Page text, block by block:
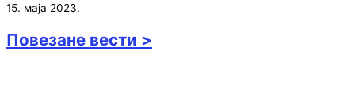
15. маја 2023.
Повезане вести >